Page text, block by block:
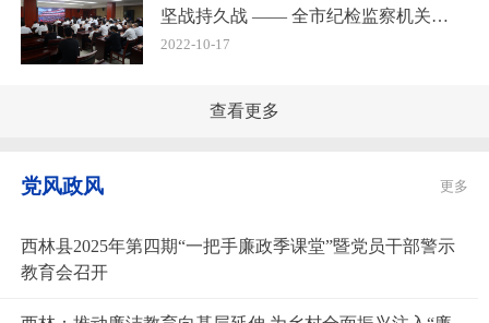
坚战持久战 —— 全市纪检监察机关认
真学习二十大报告精神
2022-10-17
查看更多
党风政风 更多
西林县2025年第四期“一把手廉政季课堂”暨党员干部警示
教育会召开